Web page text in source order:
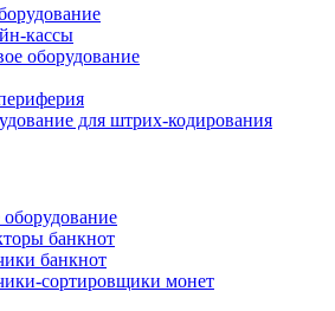
кассы
оборудование
для штрих-кодирования
оборудование
банкнот
банкнот
сортировщики монет